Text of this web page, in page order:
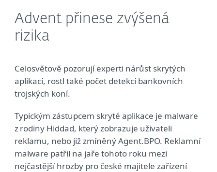
Advent přinese zvýšená
rizika
Celosvětově pozorují experti nárůst skrytých
aplikací, rostl také počet detekcí bankovních
trojských koní.
Typickým zástupcem skryté aplikace je malware
z rodiny Hiddad, který zobrazuje uživateli
reklamu, nebo již zmíněný Agent.BPO. Reklamní
malware patřil na jaře tohoto roku mezi
nejčastější hrozby pro české majitele zařízení